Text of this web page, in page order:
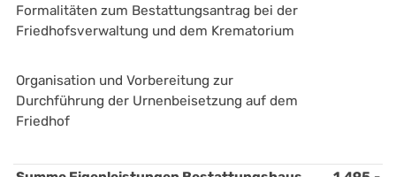
Formalitäten zum Bestattungsantrag bei der
Friedhofsverwaltung und dem Krematorium
Organisation und Vorbereitung zur
Durchführung der Urnenbeisetzung auf dem
Friedhof